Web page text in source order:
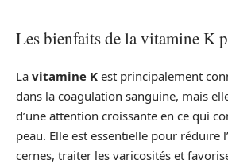
Les bienfaits de la vitamine K
La vitamine K est principalement
dans la coagulation sanguine, mais
d’une attention croissante en ce qui
peau. Elle est essentielle pour réduire
cernes, traiter les varicosités et